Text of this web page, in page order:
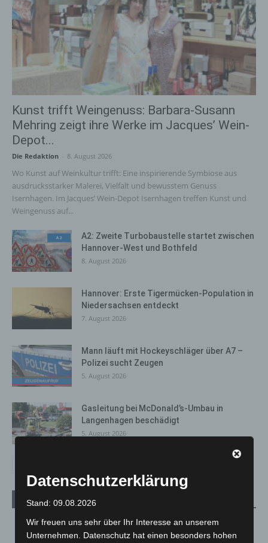
Kunst trifft Weingenuss: Barbara-Susann
Mehring zeigt ihre Werke im Jacques’ Wein-
Depot...
Die Redaktion 8. August 2026
Wo Kunst auf Weinkultur trifft: Eine inspirierende Symbiose aus
ausdrucksstarker Malerei, Vielfalt und bewusstem Genuss
Isernhagen. Im Jacques’ Wein-Depot Isernhagen treffen Kunst und
Weingenuss auf...
A2: Zweite Turbobaustelle startet zwischen
Hannover-West und Bothfeld
8. August 2026
Hannover: Erste Tigermücken-Population in
Niedersachsen entdeckt
7. August 2026
Mann läuft mit Hockeyschläger über A7 –
Polizei sucht Zeugen
5. August 2026
Gasleitung bei McDonald’s-Umbau in
Langenhagen beschädigt
5. August 2026
Wetter
LANGENHAGEN
Datenschutzerklärung
Stand: 09.08.2026
Wir freuen uns sehr über Ihr Interesse an unserem
Unternehmen. Datenschutz hat einen besonders hohen